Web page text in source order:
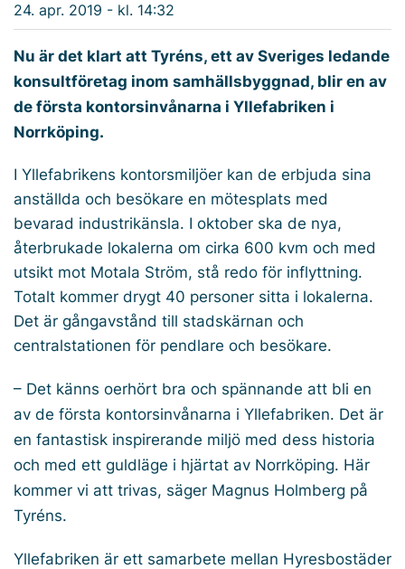
24. apr. 2019 - kl. 14:32
Nu är det klart att Tyréns, ett av Sveriges ledande
konsultföretag inom samhällsbyggnad, blir en av
de första kontorsinvånarna i Yllefabriken i
Norrköping.
I Yllefabrikens kontorsmiljöer kan de erbjuda sina
anställda och besökare en mötesplats med
bevarad industrikänsla. I oktober ska de nya,
återbrukade lokalerna om cirka 600 kvm och med
utsikt mot Motala Ström, stå redo för inflyttning.
Totalt kommer drygt 40 personer sitta i lokalerna.
Det är gångavstånd till stadskärnan och
centralstationen för pendlare och besökare.
– Det känns oerhört bra och spännande att bli en
av de första kontorsinvånarna i Yllefabriken. Det är
en fantastisk inspirerande miljö med dess historia
och med ett guldläge i hjärtat av Norrköping. Här
kommer vi att trivas, säger Magnus Holmberg på
Tyréns.
Yllefabriken är ett samarbete mellan Hyresbostäder